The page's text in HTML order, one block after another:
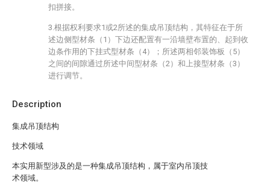
Description
集成吊顶结构
技术领域
本实用新型涉及的是一种集成吊顶结构，属于室内吊顶技
术领域。
扣拼接。
3.根据权利要求1或2所述的集成吊顶结构，其特征在于所
述边侧型材条（1）下边还配置有一沿墙壁布置的、起到收
边条作用的下挂式型材条（4）；所述两相邻装饰板（5）
之间的间隙通过所述中间型材条（2）和上接型材条（3）
进行调节。